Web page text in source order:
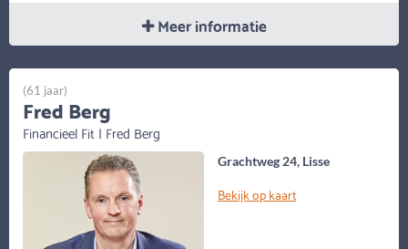
Meer informatie
Grachtweg 24, Lisse
Bekijk op kaart
(61 jaar)
Fred Berg
Financieel Fit | Fred Berg